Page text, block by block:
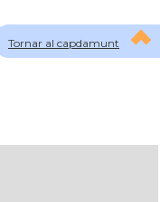
Tornar al capdamunt